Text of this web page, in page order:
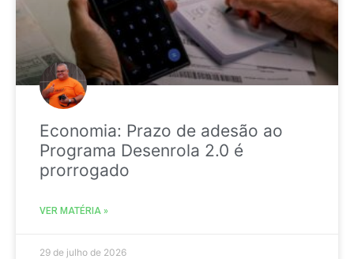
Economia: Prazo de adesão ao
Programa Desenrola 2.0 é
prorrogado
VER MATÉRIA »
29 de julho de 2026